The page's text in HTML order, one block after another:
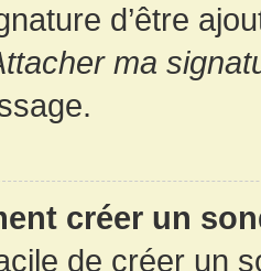
d’être
ma
créer un
de créer un